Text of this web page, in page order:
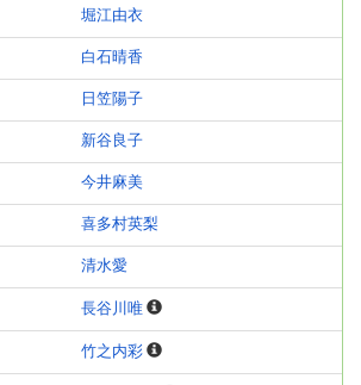
堀江由衣
白石晴香
日笠陽子
新谷良子
今井麻美
喜多村英梨
清水愛
長谷川唯
竹之内彩